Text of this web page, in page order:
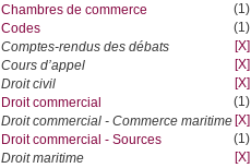
Chambres de commerce
(1)
Codes
(1)
Comptes-rendus des débats
[X]
Cours d’appel
[X]
Droit civil
[X]
Droit commercial
(1)
Droit commercial - Commerce maritime [X]
Droit commercial - Sources
(1)
Droit maritime
[X]